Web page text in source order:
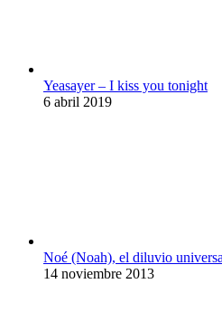
Yeasayer – I kiss you tonight
6 abril 2019
Noé (Noah), el diluvio
14 noviembre 2013